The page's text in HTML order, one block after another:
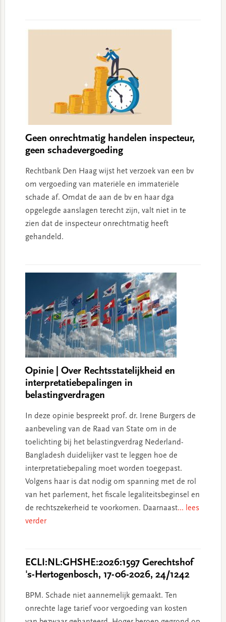
Geen onrechtmatig handelen inspecteur,
geen schadevergoeding
Rechtbank Den Haag wijst het verzoek van een bv
om vergoeding van materiële en immateriële
schade af. Omdat de aan de bv en haar dga
opgelegde aanslagen terecht zijn, valt niet in te
zien dat de inspecteur onrechtmatig heeft
gehandeld.
Opinie | Over Rechtsstatelijkheid en
interpretatiebepalingen in
belastingverdragen
In deze opinie bespreekt prof. dr. Irene Burgers de
aanbeveling van de Raad van State om in de
toelichting bij het belastingverdrag Nederland-
Bangladesh duidelijker vast te leggen hoe de
interpretatiebepaling moet worden toegepast.
Volgens haar is dat nodig om spanning met de rol
van het parlement, het fiscale legaliteitsbeginsel en
de rechtszekerheid te voorkomen. Daarnaast... lees
verder
ECLI:NL:GHSHE:2026:1597 Gerechtshof
's-Hertogenbosch, 17-06-2026, 24/1242
BPM. Schade niet aannemelijk gemaakt. Ten
onrechte lage tarief voor vergoeding van kosten